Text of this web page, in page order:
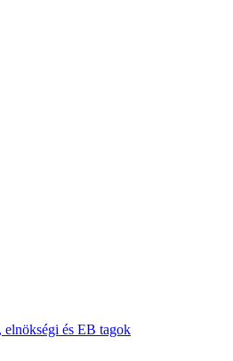
elnökségi és EB tagok